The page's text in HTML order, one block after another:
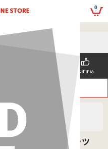
0
メールマガジンの登録で
おすすめ
クルーネックTシャツ